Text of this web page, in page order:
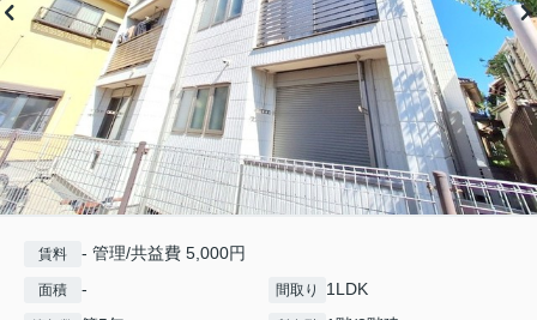
賃料 - 管理/共益費 5,000円
面積 - 間取り 1LDK